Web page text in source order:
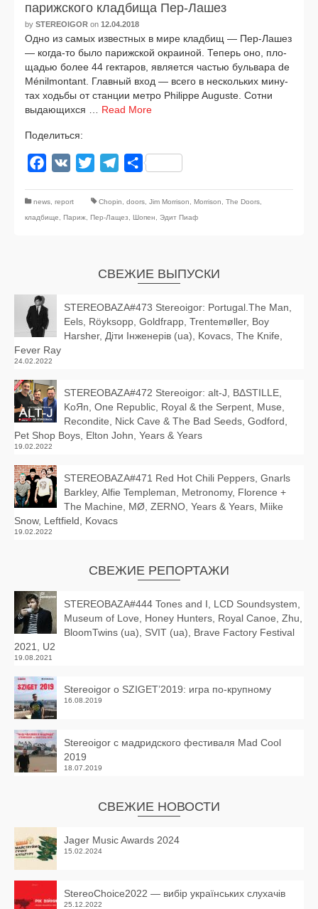
парижского кладбища Пер-Лашез
by STEREOIGOR on 12.04.2018
Одно из самых извест­ных в мире клад­бищ — Пер-Лашез
— когда-то было париж­ской окра­и­ной. Теперь оно, пло­
ща­дью более 44 гек­та­ров, явля­ет­ся частью буль­ва­ра de
Ménilmontant. Главный вход — все­го в несколь­ких мину­
тах ходь­бы от стан­ции мет­ро Philippe Auguste. Сотни
выда­ю­щих­ся … Read More
Поделиться:
Facebook
VK Twitter TelegramОтправить
news report Chopin doors Jim Morrison Morrison The Doors
кладбище
Париж Пер-Лащез Шопен Эдит Пиаф
СВЕЖИЕ ВЫПУСКИ
STEREOBAZA#473 Stereoigor: Portugal.The Man,
Eels, Röyksopp, Goldfrapp, Trentemøller, Boy
Harsher, Діти Інженерів (ua), Kovacs, The Knife,
Fever Ray
24.02.2022
STEREOBAZA#472 Stereoigor: alt‑J, BΔSTILLE,
KoЯn, One Republic, Royal & the Serpent, Muse,
Recondite, Nick Cave & The Bad Seeds, Godford,
Pet Shop Boys, Elton John, Years & Years
19.02.2022
STEREOBAZA#471 Red Hot Chili Peppers, Gnarls
Barkley, Alfie Templeman, Metronomy, Florence +
The Machine, MØ, ZERNO, Years & Years, Miike
Snow, Leftfield, Kovacs
19.02.2022
СВЕЖИЕ РЕПОРТАЖИ
STEREOBAZA#444 Tones and I, LCD Soundsystem,
Museum of Love, Honey Hunters, Royal Canoe, Zhu,
BloomTwins (ua), SVIT (ua), Brave Factory Festival
2021, U2
19.08.2021
Stereoigor о SZIGET’2019: игра по-крупному
16.08.2019
Stereoigor с мадридского фестиваля Mad Cool
2019
18.07.2019
СВЕЖИЕ НОВОСТИ
Jager Music Awards 2024
15.02.2024
StereoChoice2022 — вибір українських слухачів
25.12.2022